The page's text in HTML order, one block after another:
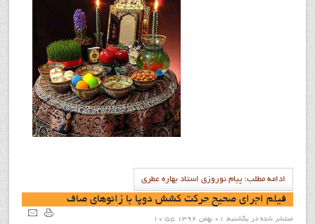
ادامه مطلب: پيام نوروزي استاد بهاره عطري
فيلم اجراي صحيح حرکت كشش دوپا با زانوهاي صاف
منتشر شده در یکشنبه, 01 بهمن 1396 10:55